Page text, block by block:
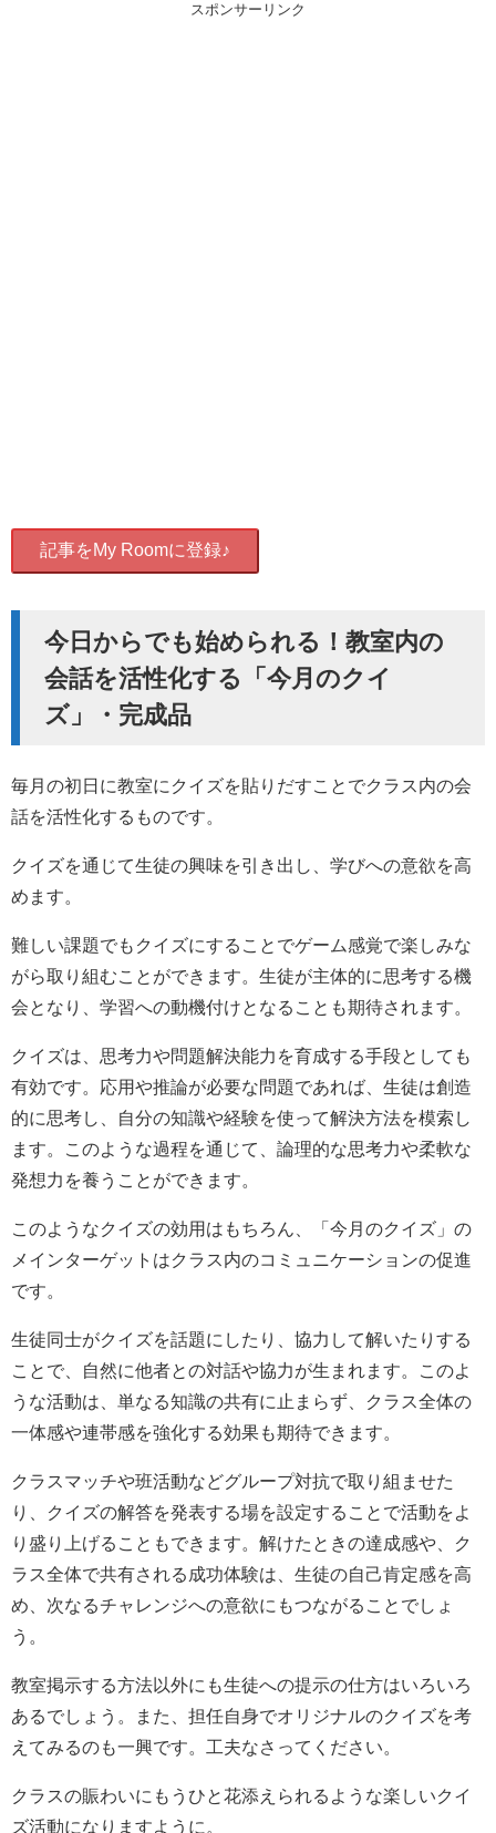
スポンサーリンク
記事をMy Roomに登録♪
今日からでも始められる！教室内の
会話を活性化する「今月のクイ
ズ」・完成品
毎月の初日に教室にクイズを貼りだすことでクラス内の会
話を活性化するものです。
クイズを通じて生徒の興味を引き出し、学びへの意欲を高
めます。
難しい課題でもクイズにすることでゲーム感覚で楽しみな
がら取り組むことができます。生徒が主体的に思考する機
会となり、学習への動機付けとなることも期待されます。
クイズは、思考力や問題解決能力を育成する手段としても
有効です。応用や推論が必要な問題であれば、生徒は創造
的に思考し、自分の知識や経験を使って解決方法を模索し
ます。このような過程を通じて、論理的な思考力や柔軟な
発想力を養うことができます。
このようなクイズの効用はもちろん、「今月のクイズ」の
メインターゲットはクラス内のコミュニケーションの促進
です。
生徒同士がクイズを話題にしたり、協力して解いたりする
ことで、自然に他者との対話や協力が生まれます。このよ
うな活動は、単なる知識の共有に止まらず、クラス全体の
一体感や連帯感を強化する効果も期待できます。
クラスマッチや班活動などグループ対抗で取り組ませた
り、クイズの解答を発表する場を設定することで活動をよ
り盛り上げることもできます。解けたときの達成感や、ク
ラス全体で共有される成功体験は、生徒の自己肯定感を高
め、次なるチャレンジへの意欲にもつながることでしょ
う。
教室掲示する方法以外にも生徒への提示の仕方はいろいろ
あるでしょう。また、担任自身でオリジナルのクイズを考
えてみるのも一興です。工夫なさってください。
クラスの賑わいにもうひと花添えられるような楽しいクイ
ズ活動になりますように。